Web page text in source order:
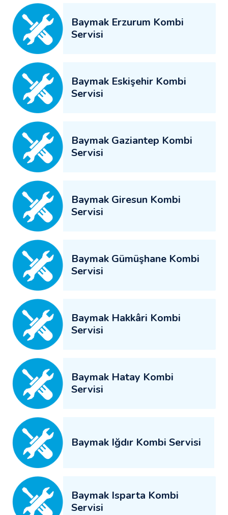
Baymak Erzurum Kombi
Servisi
Baymak Eskişehir Kombi
Servisi
Baymak Gaziantep Kombi
Servisi
Baymak Giresun Kombi
Servisi
Baymak Gümüşhane Kombi
Servisi
Baymak Hakkâri Kombi
Servisi
Baymak Hatay Kombi
Servisi
Baymak Iğdır Kombi Servisi
Baymak Isparta Kombi
Servisi